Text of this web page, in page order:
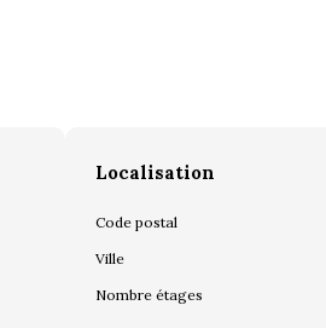
Localisation
Code postal
Ville
Nombre étages